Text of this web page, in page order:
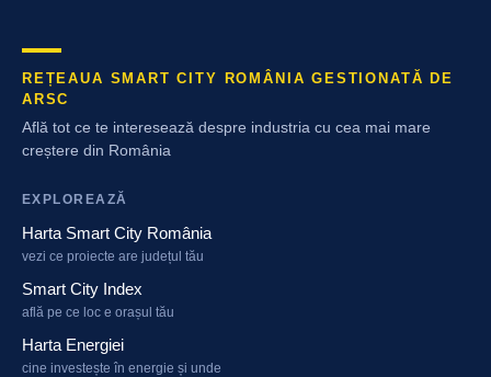
REȚEAUA SMART CITY ROMÂNIA GESTIONATĂ DE
ARSC
Află tot ce te interesează despre industria cu cea mai mare
creștere din România
EXPLOREAZĂ
Harta Smart City România
vezi ce proiecte are județul tău
Smart City Index
află pe ce loc e orașul tău
Harta Energiei
cine investește în energie și unde